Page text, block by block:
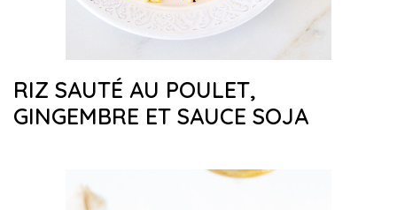
RIZ SAUTÉ AU POULET,
GINGEMBRE ET SAUCE SOJA